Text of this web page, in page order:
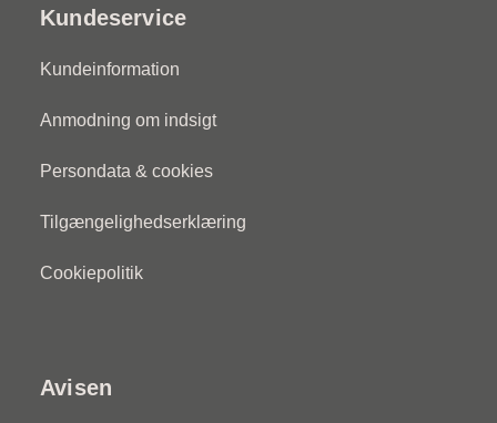
Kundeservice
Kundeinformation
Anmodning om indsigt
Persondata & cookies
Tilgængelighedserklæring
Cookiepolitik
Avisen